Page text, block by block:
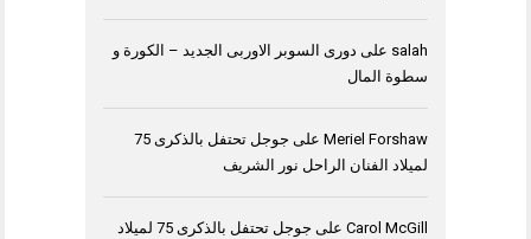
salah على دورى السوبر الاوربى الجديد – الكورة و
سطوة المال
Meriel Forshaw على
جوجل تحتفل بالذكرى 75
لميلاد الفنان الراحل نور الشريف
Carol McGill على
جوجل تحتفل بالذكرى 75 لميلاد